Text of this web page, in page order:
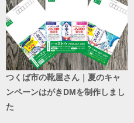
つくば市の靴屋さん｜夏のキャ
ンペーンはがきDMを制作しまし
た